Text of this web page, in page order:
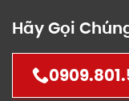
Hãy Gọi